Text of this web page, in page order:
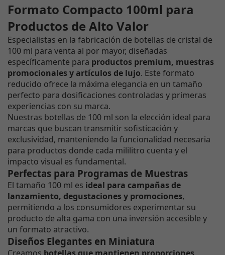
Formato Compacto 100ml para
Productos de Alto Valor
Especialistas en la fabricación de botellas de cristal de
100 ml para venta al por mayor, diseñadas
específicamente para productos premium, muestras
promocionales y artículos de lujo. Este formato
reducido ofrece la máxima elegancia en un tamaño
perfecto para dosificaciones controladas y primeras
experiencias con su marca.
Nuestras botellas de 100 ml son la elección ideal para
marcas que buscan transmitir sofisticación y
exclusividad, manteniendo la funcionalidad necesaria
para productos donde cada mililitro cuenta y el
impacto visual es fundamental.
Perfectas para Programas de Muestras
El tamaño 100 ml es ideal para campañas de
lanzamiento, degustaciones y promociones,
permitiendo a los consumidores experimentar su
producto de alta gama con una inversión accesible y
un formato atractivo.
Diseños Elegantes en Miniatura
Creamos botellas que mantienen proporciones